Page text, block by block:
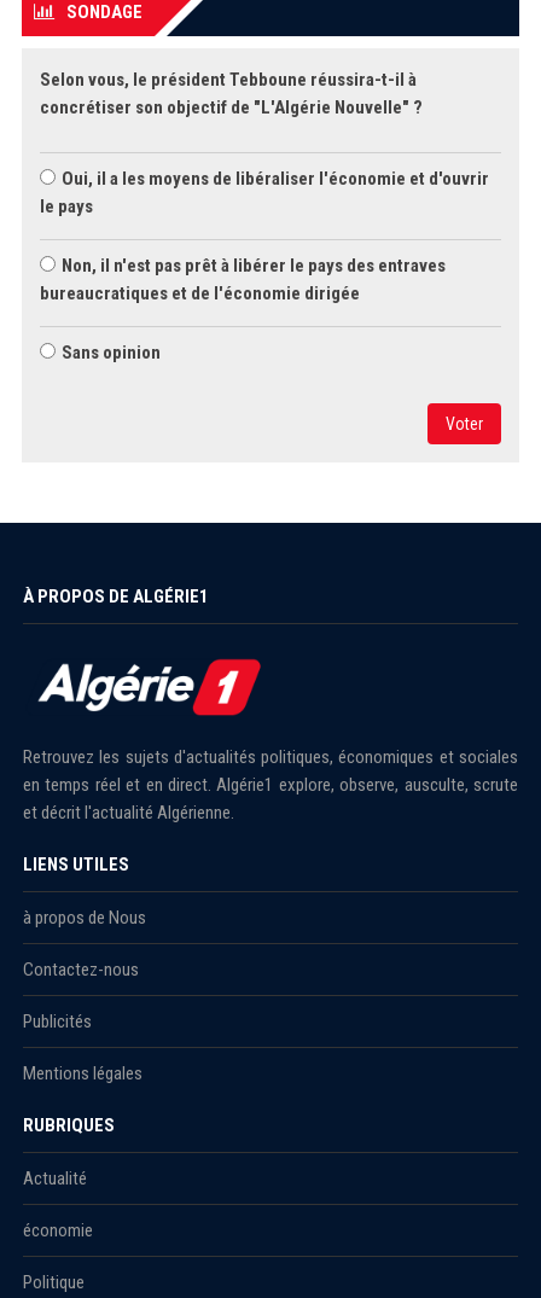
SONDAGE
Selon vous, le président Tebboune réussira-t-il à
concrétiser son objectif de "L'Algérie Nouvelle" ?
Oui, il a les moyens de libéraliser l'économie et d'ouvrir
le pays
Non, il n'est pas prêt à libérer le pays des entraves
bureaucratiques et de l'économie dirigée
Sans opinion
Voter
À PROPOS DE ALGÉRIE1
Retrouvez les sujets d'actualités politiques, économiques et sociales
en temps réel et en direct. Algérie1 explore, observe, ausculte, scrute
et décrit l'actualité Algérienne.
LIENS UTILES
à propos de Nous
Contactez-nous
Publicités
Mentions légales
RUBRIQUES
Actualité
économie
Politique